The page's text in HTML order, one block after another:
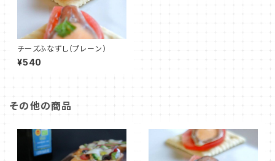
チーズふなずし（プレーン）
¥540
その他の商品